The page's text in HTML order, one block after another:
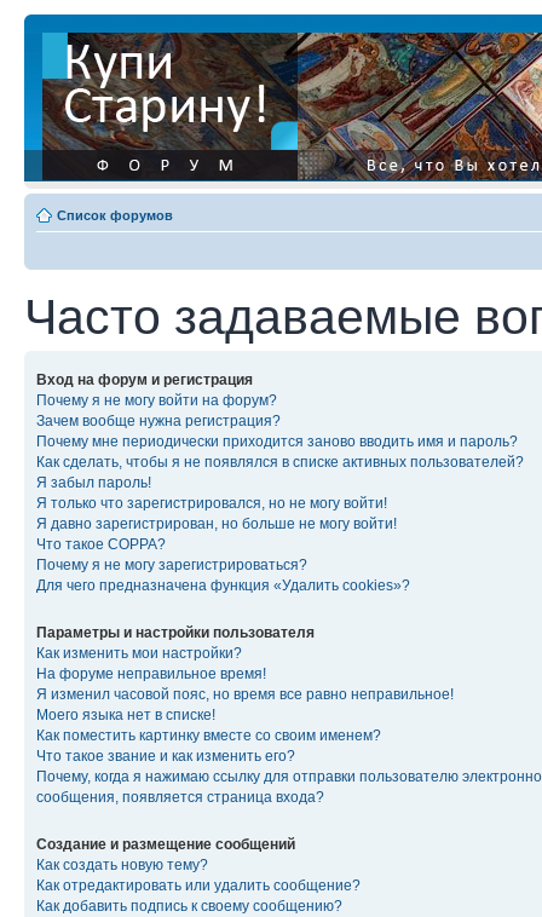
Список форумов
Часто задаваемые
Вход на форум и регистрация
Почему я не могу войти на форум?
Зачем вообще нужна регистрация?
Почему мне периодически приходится заново вводить имя и пароль?
Как сделать, чтобы я не появлялся в списке активных пользователей?
Я забыл пароль!
Я только что зарегистрировался, но не могу войти!
Я давно зарегистрирован, но больше не могу войти!
Что такое COPPA?
Почему я не могу зарегистрироваться?
Для чего предназначена функция «Удалить cookies»?
Параметры и настройки пользователя
Как изменить мои настройки?
На форуме неправильное время!
Я изменил часовой пояс, но время все равно неправильное!
Моего языка нет в списке!
Как поместить картинку вместе со своим именем?
Что такое звание и как изменить его?
Почему, когда я нажимаю ссылку для отправки пользователю
сообщения, появляется страница входа?
Создание и размещение сообщений
Как создать новую тему?
Как отредактировать или удалить сообщение?
Как добавить подпись к своему сообщению?